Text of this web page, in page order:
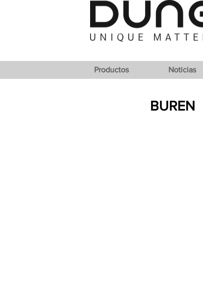
BUREN
Productos Noticias